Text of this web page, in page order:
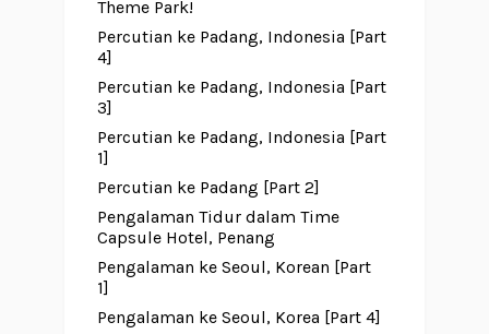
Theme Park!
Percutian ke Padang, Indonesia [Part
4]
Percutian ke Padang, Indonesia [Part
3]
Percutian ke Padang, Indonesia [Part
1]
Percutian ke Padang [Part 2]
Pengalaman Tidur dalam Time
Capsule Hotel, Penang
Pengalaman ke Seoul, Korean [Part
1]
Pengalaman ke Seoul, Korea [Part 4]